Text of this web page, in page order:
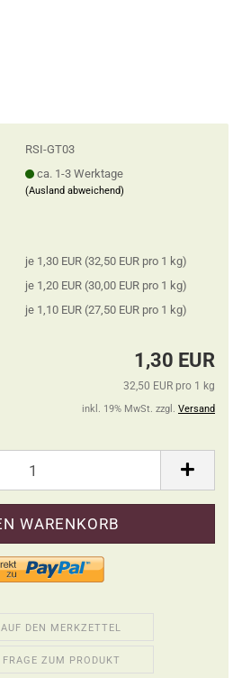
RSI-GT03
ca. 1-3 Werktage
(Ausland abweichend)
je 1,30 EUR (32,50 EUR pro 1 kg)
je 1,20 EUR (30,00 EUR pro 1 kg)
je 1,10 EUR (27,50 EUR pro 1 kg)
1,30 EUR
32,50 EUR pro 1 kg
inkl. 19% MwSt. zzgl. Versand
AUF DEN MERKZETTEL
FRAGE ZUM PRODUKT